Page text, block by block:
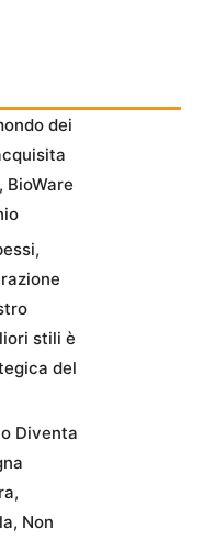
dei
BioWare
stili è
del
Diventa
Non